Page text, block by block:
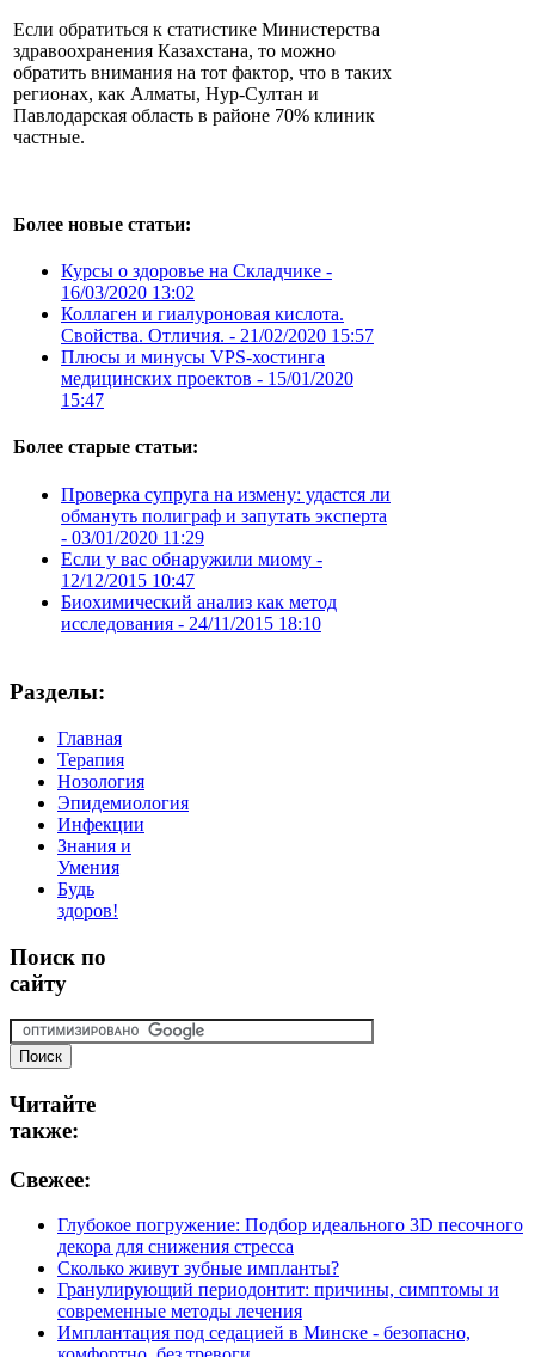
Если обратиться к статистике Министерства
здравоохранения Казахстана, то можно
обратить внимания на тот фактор, что в таких
регионах, как Алматы, Нур-Султан и
Павлодарская область в районе 70% клиник
частные.
Более новые статьи:
Курсы о здоровье на Складчике -
16/03/2020 13:02
Коллаген и гиалуроновая кислота.
Свойства. Отличия. - 21/02/2020 15:57
Плюсы и минусы VPS-хостинга
медицинских проектов - 15/01/2020
15:47
Более старые статьи:
Проверка супруга на измену: удастся ли
обмануть полиграф и запутать эксперта
- 03/01/2020 11:29
Если у вас обнаружили миому -
12/12/2015 10:47
Биохимический анализ как метод
исследования - 24/11/2015 18:10
Разделы:
Главная
Терапия
Нозология
Эпидемиология
Инфекции
Знания и
Умения
Будь
здоров!
Поиск по
сайту
Читайте
также:
Свежее:
Глубокое погружение: Подбор идеального 3D песочного
декора для снижения стресса
Сколько живут зубные импланты?
Гранулирующий периодонтит: причины, симптомы и
современные методы лечения
Имплантация под седацией в Минске - безопасно,